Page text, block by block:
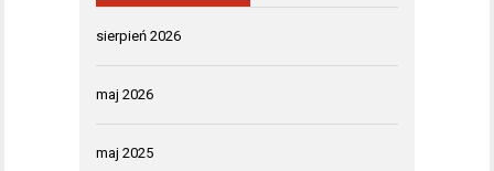
sierpień 2026
maj 2026
maj 2025